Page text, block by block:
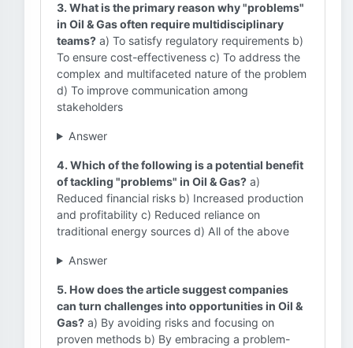
3. What is the primary reason why "problems"
in Oil & Gas often require multidisciplinary
teams? a) To satisfy regulatory requirements b)
To ensure cost-effectiveness c) To address the
complex and multifaceted nature of the problem
d) To improve communication among
stakeholders
Answer
4. Which of the following is a potential benefit
of tackling "problems" in Oil & Gas? a)
Reduced financial risks b) Increased production
and profitability c) Reduced reliance on
traditional energy sources d) All of the above
Answer
5. How does the article suggest companies
can turn challenges into opportunities in Oil &
Gas? a) By avoiding risks and focusing on
proven methods b) By embracing a problem-